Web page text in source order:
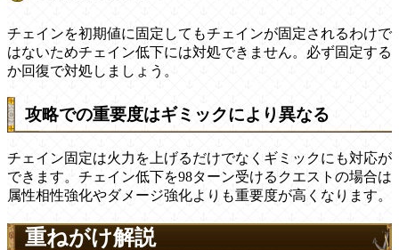
チェインを初期値に固定してもチェインが固定されるわけで
はないためチェイン低下には対処できません。必ず固定する
か回復で対処しましょう。
攻略での重要度はギミックにより異なる
チェイン固定は火力を上げるだけでなくギミックにも対応が
できます。チェイン低下を98ターン受けるクエストの場合は
属性相性強化やダメージ強化よりも重要度が高くなります。
重ねがけ解説